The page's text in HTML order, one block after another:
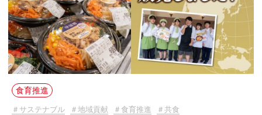
食育推進
サステナブル 地域貢献 食育推進
共食